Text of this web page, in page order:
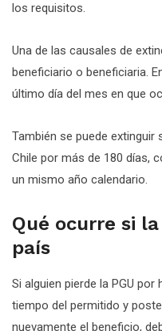
los requisitos.
Una de las causales de
beneficiario o beneficiaria.
último día del mes en que
También se puede extinguir
Chile por más de 180 días,
un mismo año calendario.
Qué ocurre si
país
Si alguien pierde la PGU
tiempo del permitido y
nuevamente el beneficio,